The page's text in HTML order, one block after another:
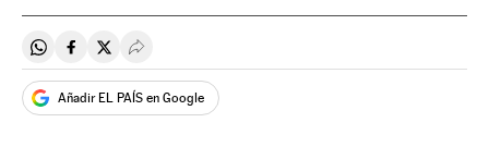
Compartir en Whatsapp
Compartir en Facebook
Compartir en Twitter
Desplegar Redes Sociales
Añadir EL PAÍS en Google